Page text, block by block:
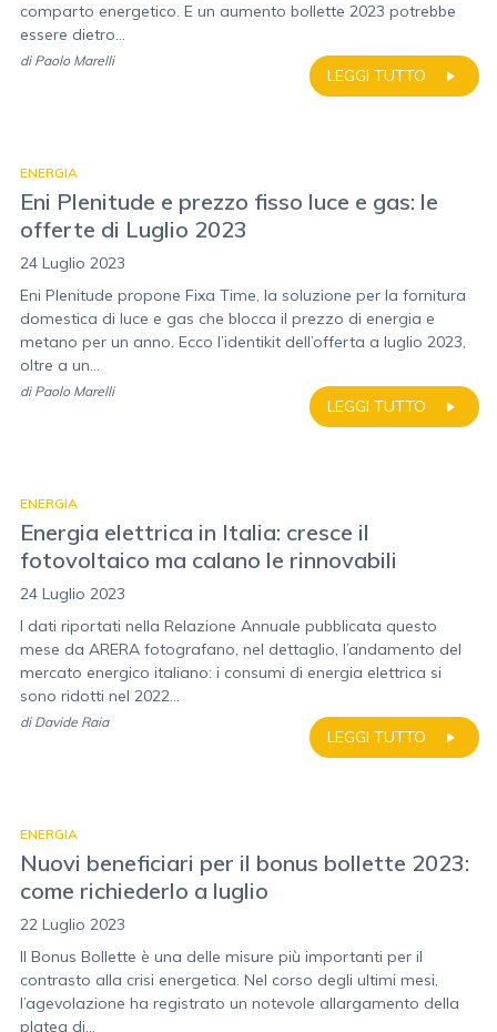
comparto energetico. E un aumento bollette 2023 potrebbe
essere dietro...
LEGGI TUTTO
di Paolo Marelli
ENERGIA
Eni Plenitude e prezzo fisso luce e gas: le
offerte di Luglio 2023
24 Luglio 2023
Eni Plenitude propone Fixa Time, la soluzione per la fornitura
domestica di luce e gas che blocca il prezzo di energia e
metano per un anno. Ecco l’identikit dell’offerta a luglio 2023,
oltre a un...
LEGGI TUTTO
di Paolo Marelli
ENERGIA
Energia elettrica in Italia: cresce il
fotovoltaico ma calano le rinnovabili
24 Luglio 2023
I dati riportati nella Relazione Annuale pubblicata questo
mese da ARERA fotografano, nel dettaglio, l’andamento del
mercato energico italiano: i consumi di energia elettrica si
sono ridotti nel 2022...
LEGGI TUTTO
di Davide Raia
ENERGIA
Nuovi beneficiari per il bonus bollette 2023:
come richiederlo a luglio
22 Luglio 2023
Il Bonus Bollette è una delle misure più importanti per il
contrasto alla crisi energetica. Nel corso degli ultimi mesi,
l’agevolazione ha registrato un notevole allargamento della
platea di...